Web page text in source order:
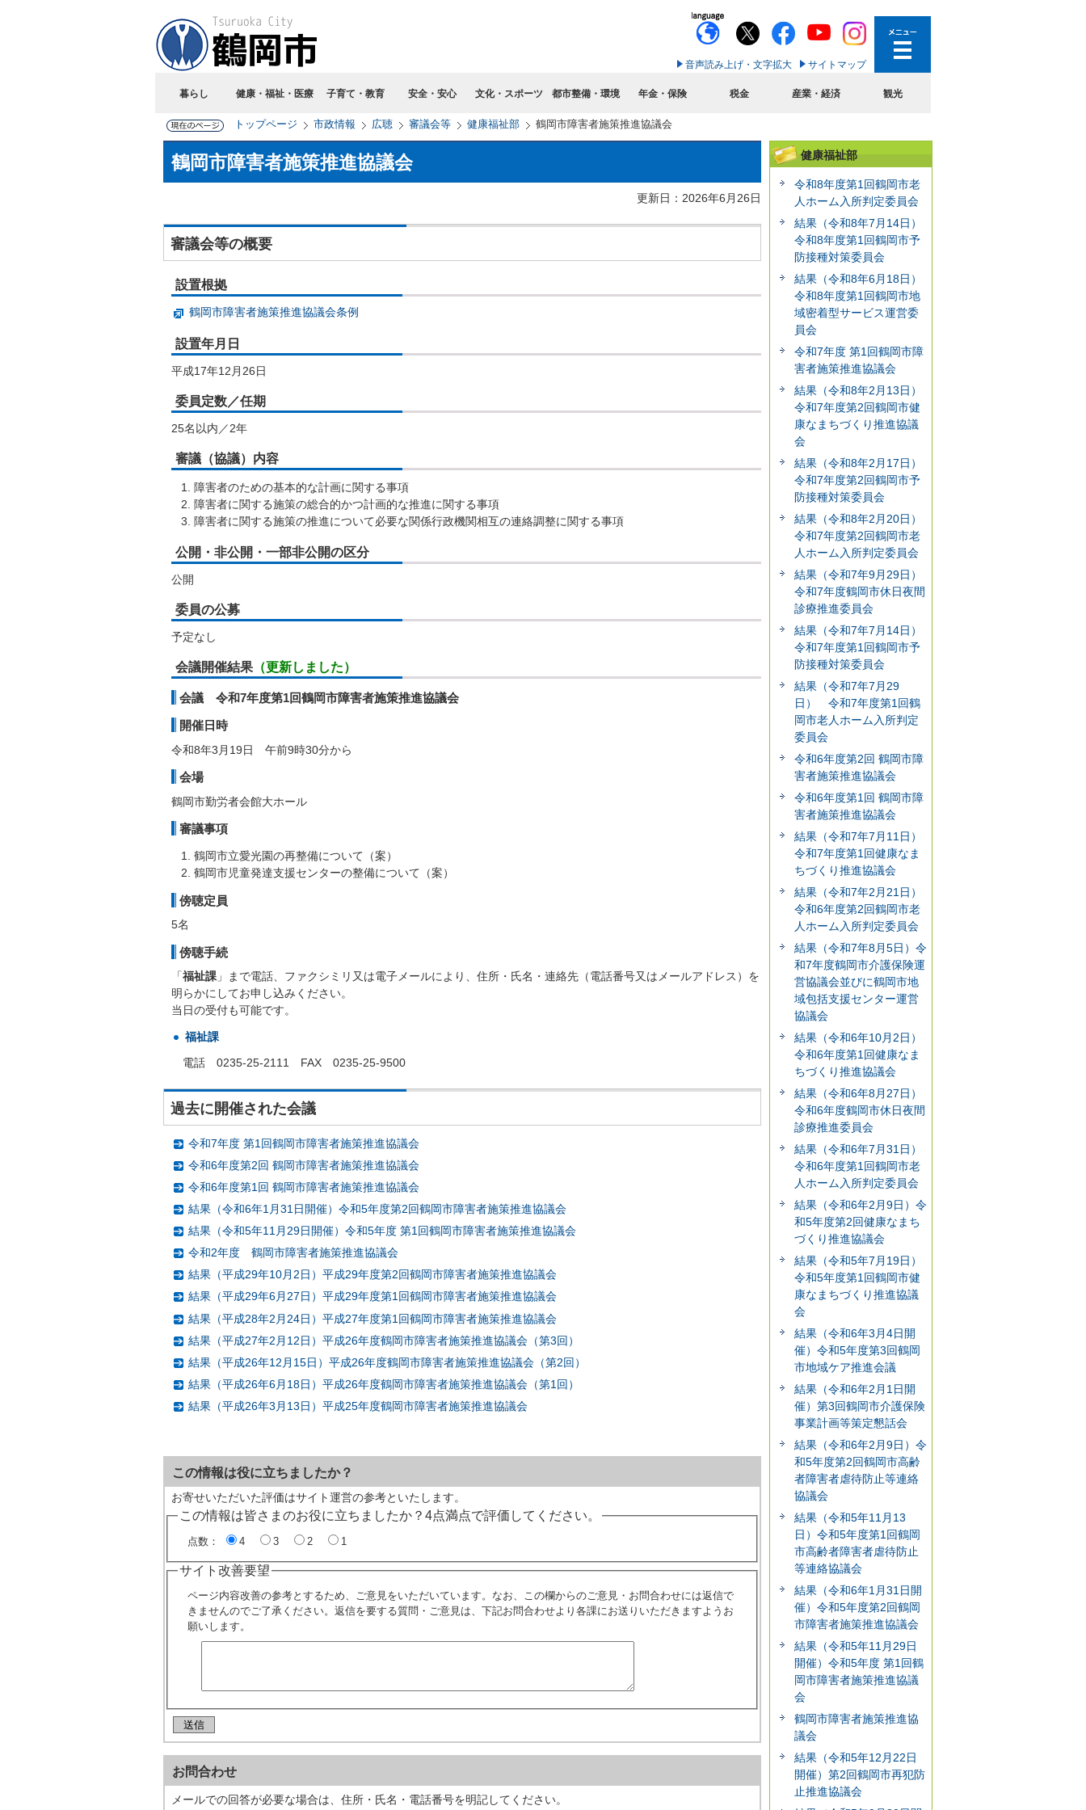
音声読み上げ・文字拡大 サイトマップ
暮らし 健康・福祉・医療 子育て・教育 安全・安心 文化・スポーツ 都市整備・環境 年金・保険 税金 産業・経済 観光
トップページ 市政情報 広聴 審議会等 健康福祉部 鶴岡市障害者施策推進協議会
鶴岡市障害者施策推進協議会
更新日：2026年6月26日
審議会等の概要
設置根拠
鶴岡市障害者施策推進協議会条例
設置年月日
平成17年12月26日
委員定数／任期
25名以内／2年
審議（協議）内容
障害者のための基本的な計画に関する事項
障害者に関する施策の総合的かつ計画的な推進に関する事項
障害者に関する施策の推進について必要な関係行政機関相互の連絡調整に関する事項
公開・非公開・一部非公開の区分
公開
委員の公募
予定なし
会議開催結果 （更新しました）
会議 令和7年度第1回鶴岡市障害者施策推進協議会
開催日時
令和8年3月19日 午前9時30分から
会場
鶴岡市勤労者会館大ホール
審議事項
鶴岡市立愛光園の再整備について（案）
鶴岡市児童発達支援センターの整備について（案）
傍聴定員
5名
傍聴手続
「福祉課」まで電話、ファクシミリ又は電子メールにより、住所・氏名・連絡先（電話番号又はメールアドレス）を
明らかにしてお申し込みください。
当日の受付も可能です。
福祉課
電話 0235-25-2111 FAX 0235-25-9500
過去に開催された会議
令和7年度 第1回鶴岡市障害者施策推進協議会
令和6年度第2回 鶴岡市障害者施策推進協議会
令和6年度第1回 鶴岡市障害者施策推進協議会
結果（令和6年1月31日開催）令和5年度第2回鶴岡市障害者施策推進協議会
結果（令和5年11月29日開催）令和5年度 第1回鶴岡市障害者施策推進協議会
令和2年度 鶴岡市障害者施策推進協議会
結果（平成29年10月2日）平成29年度第2回鶴岡市障害者施策推進協議会
結果（平成29年6月27日）平成29年度第1回鶴岡市障害者施策推進協議会
結果（平成28年2月24日）平成27年度第1回鶴岡市障害者施策推進協議会
結果（平成27年2月12日）平成26年度鶴岡市障害者施策推進協議会（第3回）
結果（平成26年12月15日）平成26年度鶴岡市障害者施策推進協議会（第2回）
結果（平成26年6月18日）平成26年度鶴岡市障害者施策推進協議会（第1回）
結果（平成26年3月13日）平成25年度鶴岡市障害者施策推進協議会
この情報は役に立ちましたか？
お寄せいただいた評価はサイト運営の参考といたします。
この情報は皆さまのお役に立ちましたか？4点満点で評価してください。
点数： 4 3 2 1
サイト改善要望
ページ内容改善の参考とするため、ご意見をいただいています。なお、この欄からのご意見・お問合わせには返信で
きませんのでご了承ください。返信を要する質問・ご意見は、下記お問合わせより各課にお送りいただきますようお
願いします。
お問合わせ
メールでの回答が必要な場合は、住所・氏名・電話番号を明記してください。
健康福祉部
令和8年度第1回鶴岡市老
人ホーム入所判定委員会
結果（令和8年7月14日）
令和8年度第1回鶴岡市予
防接種対策委員会
結果（令和8年6月18日）
令和8年度第1回鶴岡市地
域密着型サービス運営委
員会
令和7年度 第1回鶴岡市障
害者施策推進協議会
結果（令和8年2月13日）
令和7年度第2回鶴岡市健
康なまちづくり推進協議
会
結果（令和8年2月17日）
令和7年度第2回鶴岡市予
防接種対策委員会
結果（令和8年2月20日）
令和7年度第2回鶴岡市老
人ホーム入所判定委員会
結果（令和7年9月29日）
令和7年度鶴岡市休日夜間
診療推進委員会
結果（令和7年7月14日）
令和7年度第1回鶴岡市予
防接種対策委員会
結果（令和7年7月29
日） 令和7年度第1回鶴
岡市老人ホーム入所判定
委員会
令和6年度第2回 鶴岡市障
害者施策推進協議会
令和6年度第1回 鶴岡市障
害者施策推進協議会
結果（令和7年7月11日）
令和7年度第1回健康なま
ちづくり推進協議会
結果（令和7年2月21日）
令和6年度第2回鶴岡市老
人ホーム入所判定委員会
結果（令和7年8月5日）令
和7年度鶴岡市介護保険運
営協議会並びに鶴岡市地
域包括支援センター運営
協議会
結果（令和6年10月2日）
令和6年度第1回健康なま
ちづくり推進協議会
結果（令和6年8月27日）
令和6年度鶴岡市休日夜間
診療推進委員会
結果（令和6年7月31日）
令和6年度第1回鶴岡市老
人ホーム入所判定委員会
結果（令和6年2月9日）令
和5年度第2回健康なまち
づくり推進協議会
結果（令和5年7月19日）
令和5年度第1回鶴岡市健
康なまちづくり推進協議
会
結果（令和6年3月4日開
催）令和5年度第3回鶴岡
市地域ケア推進会議
結果（令和6年2月1日開
催）第3回鶴岡市介護保険
事業計画等策定懇話会
結果（令和6年2月9日）令
和5年度第2回鶴岡市高齢
者障害者虐待防止等連絡
協議会
結果（令和5年11月13
日）令和5年度第1回鶴岡
市高齢者障害者虐待防止
等連絡協議会
結果（令和6年1月31日開
催）令和5年度第2回鶴岡
市障害者施策推進協議会
結果（令和5年11月29日
開催）令和5年度 第1回鶴
岡市障害者施策推進協議
会
鶴岡市障害者施策推進協
議会
結果（令和5年12月22日
開催）第2回鶴岡市再犯防
止推進協議会